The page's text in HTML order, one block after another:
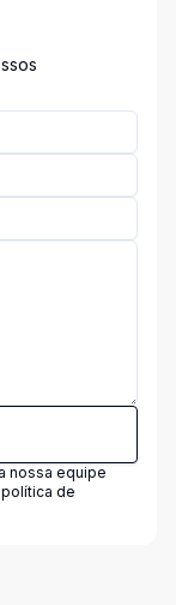
nossa equipe
política de